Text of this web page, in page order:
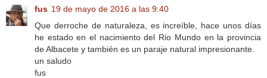
fus 19 de mayo de 2016 a las 9:40
Que derroche de naturaleza, es increíble, hace unos días
he estado en el nacimiento del Rio Mundo en la provincia
de Albacete y también es un paraje natural impresionante.
un saludo
fus